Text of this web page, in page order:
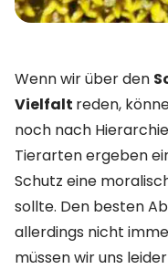
Wenn wir über den
Vielfalt reden,
noch nach
Tierarten ergeben
Schutz eine
sollte. Den besten
allerdings nicht
müssen wir uns